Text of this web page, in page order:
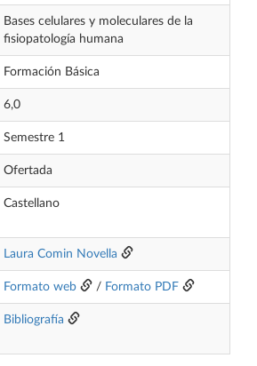
Bases celulares y moleculares de la
fisiopatología humana
Formación Básica
6,0
Semestre 1
Ofertada
Castellano
Laura Comin Novella
Formato web / Formato PDF
Bibliografía